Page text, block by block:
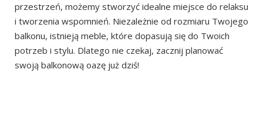
przestrzeń, możemy stworzyć idealne miejsce do relaksu
i tworzenia wspomnień. Niezależnie od rozmiaru Twojego
balkonu, istnieją meble, które dopasują się do Twoich
potrzeb i stylu. Dlatego nie czekaj, zacznij planować
swoją balkonową oazę już dziś!